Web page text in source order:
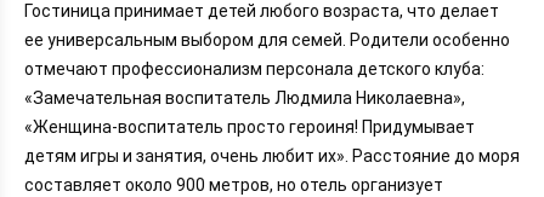
Гостиница принимает детей любого возраста, что делает
ее универсальным выбором для семей. Родители особенно
отмечают профессионализм персонала детского клуба:
«Замечательная воспитатель Людмила Николаевна»,
«Женщина-воспитатель просто героиня! Придумывает
детям игры и занятия, очень любит их». Расстояние до моря
составляет около 900 метров, но отель организует